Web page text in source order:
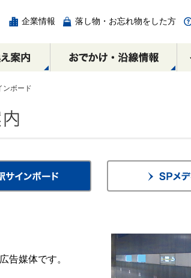
企業情報 落し物・お忘れ物をした方
みなとみらい駅
横浜・渋谷方面
馬車道駅
横浜・渋谷方面
ICカード 割引制度
相互直通路線図 乗り換え案内
エリア別周辺スポット みなとみらい線時間
各駅の乗降人員と
広告・出店・催事スペ
ースのご案内
ンボード
告媒体です。